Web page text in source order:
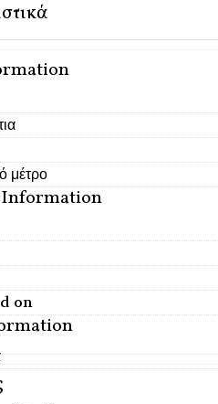
μέτρο
on